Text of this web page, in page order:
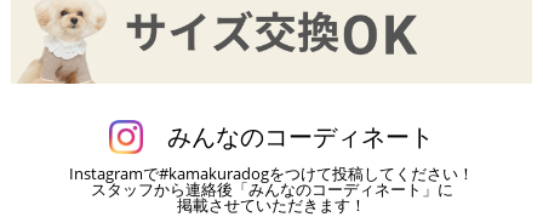
みんなのコーディネート
Instagramで#kamakuradogをつけて投稿してください！
スタッフから連絡後「みんなのコーディネート」に
掲載させていただきます！